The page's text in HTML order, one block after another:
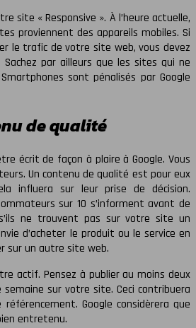
site « Responsive ». À l’heure actuelle,
proviennent des appareils mobiles. Si
le trafic de votre site web, vous devez
par ailleurs que les sites qui ne
sont pénalisés par Google
de qualité
écrit de façon à plaire à Google. Vous
Un contenu de qualité est pour eux
influera sur leur prise de décision.
sur 10 s’informent avant de
ne trouvent pas sur votre site un
d’acheter le produit ou le service en
sur un autre site web.
actif. Pensez à publier au moins deux
semaine sur votre site. Ceci contribuera
Google considèrera que
entretenu.